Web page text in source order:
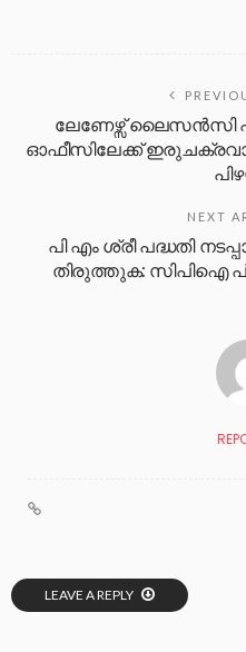
ലേണേഴ്സ് ലൈസൻസി
ഓഫീസിലേക്ക്
NEXT
പി എം ശ്രീ പദ്ധതി
തിരുത്തുക: സിപിഐ
LEAVE A REPLY